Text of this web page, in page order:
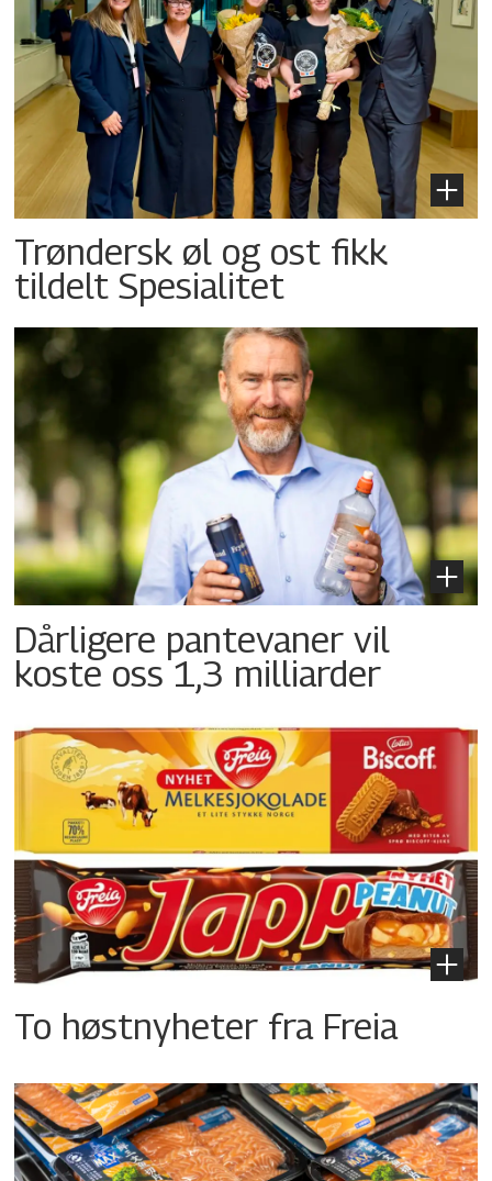
Trøndersk øl og ost fikk
tildelt Spesialitet
Dårligere pantevaner vil
koste oss 1,3 milliarder
To høstnyheter fra Freia